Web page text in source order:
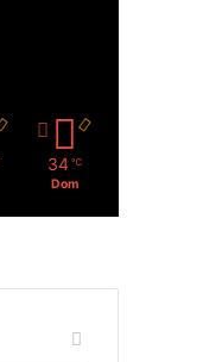
34 ℃
Dom